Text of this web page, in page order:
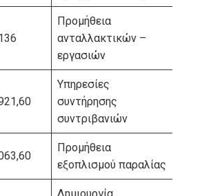
Προμήθεια
ανταλλακτικών –
εργασιών
Υπηρεσίες
συντήρησης
συντριβανιών
Προμήθεια
εξοπλισμού παραλίας